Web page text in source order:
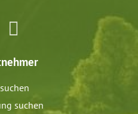
suchen